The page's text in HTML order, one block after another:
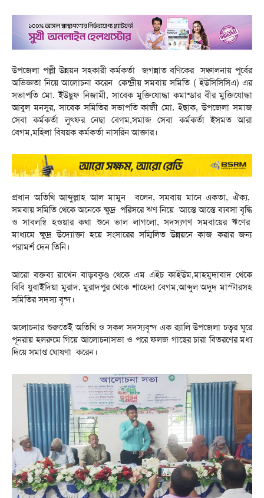
উপজেলা পল্লী উন্নয়ন সহকারী কর্মকর্তা জগন্নাত বণিকের সঞ্চালনায় পূর্বের
অভিজ্ঞতা নিয়ে আলোচনা করেন কেন্দ্রীয় সমবায় সমিতি ( ইউসিসিসিএ) এর
সভাপতি মো. ইউছুফ নিজামী, সাবেক মুক্তিযোদ্ধা কমান্ডার বীর মুক্তিযোদ্ধা
আবুল মনসুর, সাবেক সমিতির সভাপতি কাজী মো. ইছাক, উপজেলা সমাজ
সেবা কর্মকর্তা লুৎফর নেছা বেগম,সমাজ সেবা কর্মকর্তা ইসমত আরা
বেগম,মহিলা বিষয়ক কর্মকর্তা নাসরিন আক্তার।
প্রধান অতিথি আব্দুল্লাহ আল মামুন বলেন, সমবায় মানে একতা, ঐক্য,
সমবায় সমিতি থেকে অনেকে ক্ষুদ্র পরিসরে ঋণ নিয়ে আস্তে আস্তে ব্যবসা বৃদ্ধি
ও সাবলম্বি হওয়ার কথা শুনে ভাল লাগলো, সদস্যগণ সমবায়ের ঋণের
মাধ্যমে ক্ষুদ্র উদ্যোক্তা হয়ে সংসারের সম্মিলিত উন্নয়নে কাজ করার জন্য
পরামর্শ দেন তিনি।
আরো বক্তব্য রাখেন বাড়বকুণ্ড থেকে এম এইচ কাইউম,মাহমুদাবাদ থেকে
বিবি যুবাইদিয়া মুরাদ, মুরাদপুর থেকে শাহেদা বেগম,আব্দুল অদুদ মাস্টারসহ
সমিতির সদস্য বৃন্দ।
অলোচনার শুরুতেই অতিথি ও সকল সদস্যবৃন্দ এক র‌্যালি উপজেলা চত্বর ঘুরে
পূনরায় হলরুমে গিয়ে আলোচনাসভা ও পরে ফলজ গাছের চারা বিতরণের মধ্য
দিয়ে সমাপ্ত ঘোষণা করেন।